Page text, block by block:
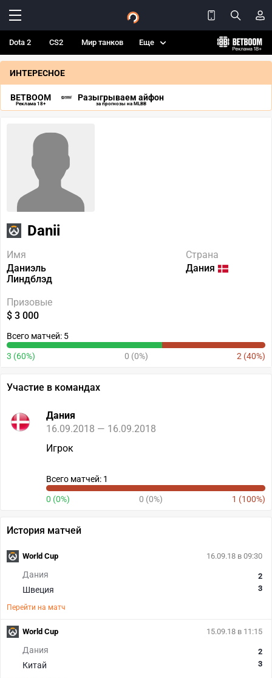
Dota 2 CS2 Мир танков Еще
ИНТЕРЕСНОЕ
BETBOOM
Реклама 18+
Разыгрываем айфон
за прогнозы на MLBB
Danii
Имя
Даниэль
Линдблэд
Страна
Дания
Призовые
$ 3 000
Всего матчей: 5
3 (60%) 0 (0%) 2 (40%)
Участие в командах
Дания
16.09.2018 — 16.09.2018
Игрок
Всего матчей: 1
0 (0%) 0 (0%) 1 (100%)
История матчей
16.09.18 в 09:30
Дания
Швеция
2
3
Перейти на матч
World Cup
15.09.18 в 11:15
Дания
Китай
2
3
World Cup